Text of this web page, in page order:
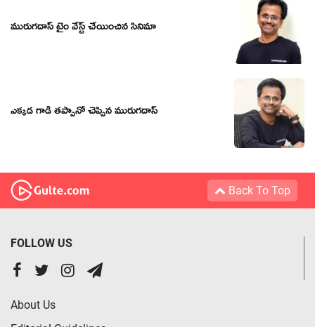
మురుగదాస్ టైం వేస్ట్ చేయించిన సినిమా
ఎక్కడ గాడి తప్పానో చెప్పిన మురుగదాస్
Back To Top
FOLLOW US
About Us